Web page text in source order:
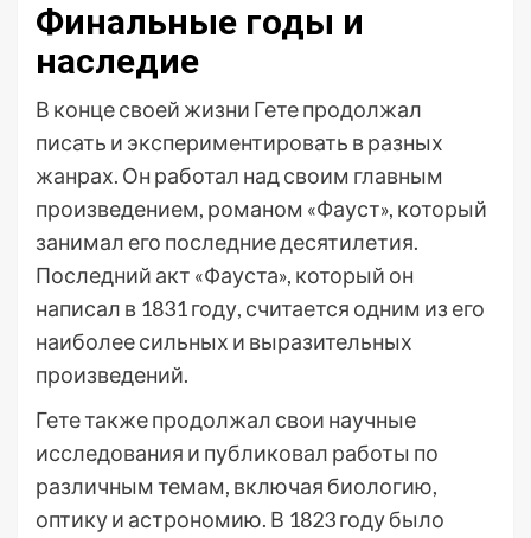
Финальные годы и
наследие
В конце своей жизни Гете продолжал
писать и экспериментировать в разных
жанрах. Он работал над своим главным
произведением, романом «Фауст», который
занимал его последние десятилетия.
Последний акт «Фауста», который он
написал в 1831 году, считается одним из его
наиболее сильных и выразительных
произведений.
Гете также продолжал свои научные
исследования и публиковал работы по
различным темам, включая биологию,
оптику и астрономию. В 1823 году было